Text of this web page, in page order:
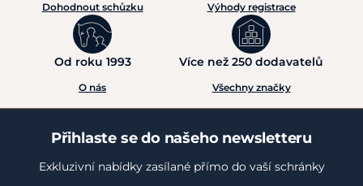
Dohodnout schůzku Výhody registrace
Od roku 1993
O nás
Více než 250 dodavatelů
Všechny značky
Přihlaste se do našeho newsletteru
Exkluzivní nabídky zasílané přímo do vaší schránky